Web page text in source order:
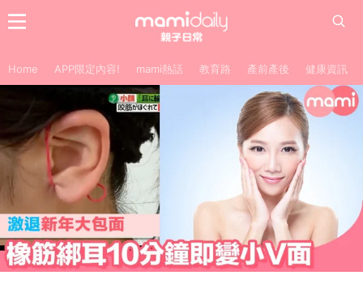
Home APP限定內容! mami熱話 教育路 產前產後 健康資訊